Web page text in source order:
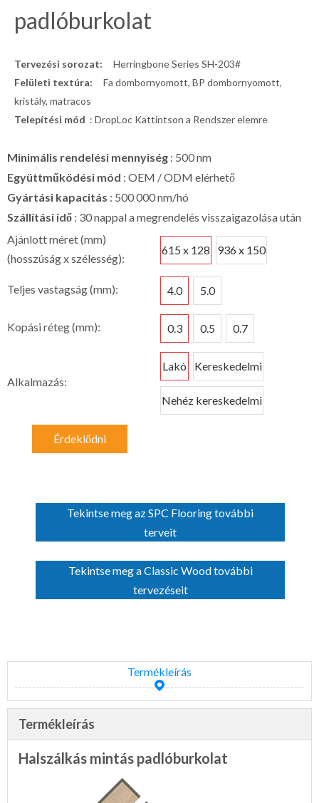
padlóburkolat
Tervezési sorozat:
Herringbone Series SH-203#
Felületi textúra:
Fa dombornyomott, BP dombornyomott,
kristály, matracos
Telepítési mód : DropLoc Kattintson a Rendszer elemre
Minimális rendelési mennyiség : 500 nm
Együttműködési mód : OEM / ODM elérhető
Gyártási kapacitás : 500 000 nm/hó
Szállítási idő : 30 nappal a megrendelés visszaigazolása után
Ajánlott méret (mm)
(hosszúság x szélesség):
615 x 128 936 x 150
Teljes vastagság (mm): 4.0 5.0
Kopási réteg (mm): 0.3 0.5 0.7
Alkalmazás:
Lakó Kereskedelmi
Nehéz kereskedelmi
Érdeklődni
Tekintse meg az SPC Flooring további
terveit
Tekintse meg a Classic Wood további
tervezéseit
Termékleírás
Termékleírás
Halszálkás mintás padlóburkolat